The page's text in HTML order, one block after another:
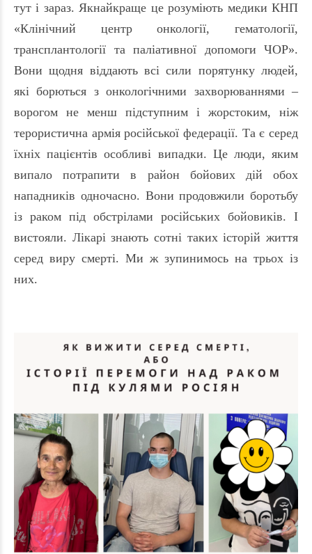
тут і зараз. Якнайкраще це розуміють медики КНП
«Клінічний центр онкології, гематології,
трансплантології та паліативної допомоги ЧОР».
Вони щодня віддають всі сили порятунку людей,
які борються з онкологічними захворюваннями –
ворогом не менш підступним і жорстоким, ніж
терористична армія російської федерації. Та є серед
їхніх пацієнтів особливі випадки. Це люди, яким
випало потрапити в район бойових дій обох
нападників одночасно. Вони продовжили боротьбу
із раком під обстрілами російських бойовиків. І
вистояли. Лікарі знають сотні таких історій життя
серед виру смерті. Ми ж зупинимось на трьох із
них.